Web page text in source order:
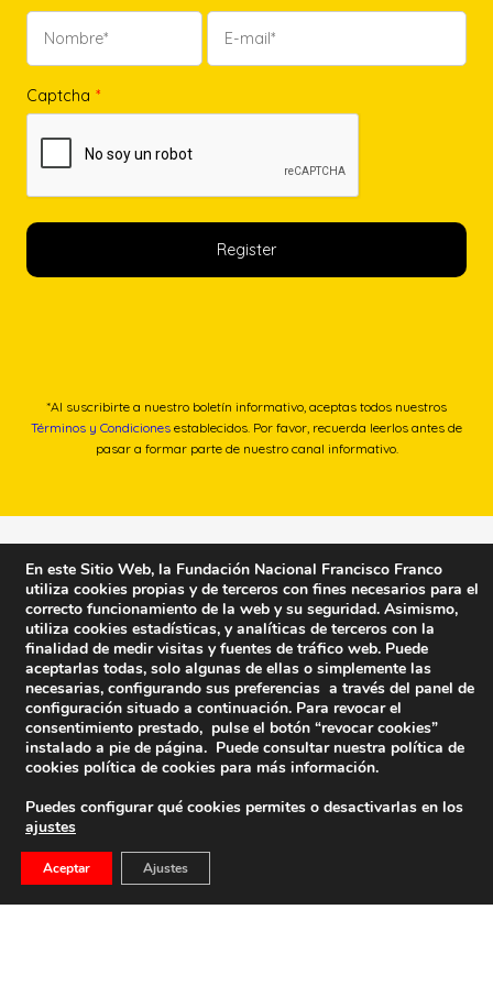
Captcha *
*Al suscribirte a nuestro boletín informativo, aceptas todos nuestros
Términos y Condiciones establecidos. Por favor, recuerda leerlos antes de
pasar a formar parte de nuestro canal informativo.
Calle Edgar Neville, 1 -1º Izq
(antes calle General Moscardó)
En este Sitio Web, la Fundación Nacional Francisco Franco
utiliza cookies propias y de terceros con fines necesarios para el
correcto funcionamiento de la web y su seguridad. Asimismo,
utiliza cookies estadísticas, y analíticas de terceros con la
finalidad de medir visitas y fuentes de tráfico web. Puede
aceptarlas todas, solo algunas de ellas o simplemente las
necesarias, configurando sus preferencias a través del panel de
configuración situado a continuación. Para revocar el
consentimiento prestado, pulse el botón “revocar cookies”
instalado a pie de página. Puede consultar nuestra política de
cookies política de cookies para más información.
Puedes configurar qué cookies permites o desactivarlas en los
ajustes
Aceptar Ajustes